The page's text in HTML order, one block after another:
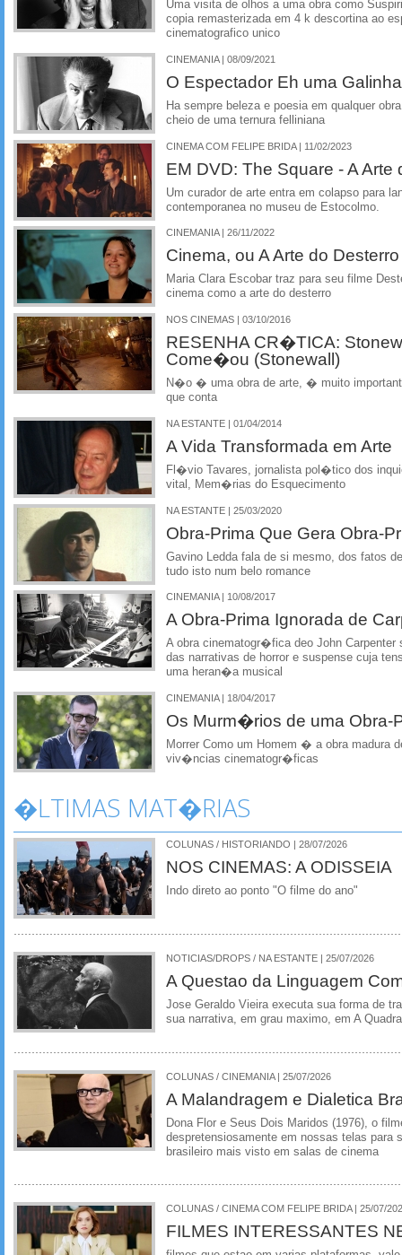
Uma visita de olhos a uma obra como
copia remasterizada em 4 k descortina ao
cinematografico unico
CINEMANIA | 08/09/2021
O Espectador Eh uma Galinha
Ha sempre beleza e poesia em qualquer
cheio de uma ternura felliniana
CINEMA COM FELIPE BRIDA | 11/02/2023
EM DVD: The Square - A Arte
Um curador de arte entra em colapso para
contemporanea no museu de Estocolmo.
CINEMANIA | 26/11/2022
Cinema, ou A Arte do Desterro
Maria Clara Escobar traz para seu filme
cinema como a arte do desterro
NOS CINEMAS | 03/10/2016
RESENHA CR�TICA:
Come�ou (Stonewall)
N�o � uma obra de arte, � muito
que conta
NA ESTANTE | 01/04/2014
A Vida Transformada em Arte
Fl�vio Tavares, jornalista pol�tico dos
vital, Mem�rias do Esquecimento
NA ESTANTE | 25/03/2020
Obra-Prima Que Gera Obra-
Gavino Ledda fala de si mesmo, dos fatos
tudo isto num belo romance
CINEMANIA | 10/08/2017
A Obra-Prima Ignorada de
A obra cinematogr�fica deo John Carpenter
das narrativas de horror e suspense cuja
uma heran�a musical
CINEMANIA | 18/04/2017
Os Murm�rios de uma Obra-
Morrer Como um Homem � a obra madura
viv�ncias cinematogr�ficas
�LTIMAS MAT�RIAS
COLUNAS / HISTORIANDO | 28/07/2026
NOS CINEMAS: A ODISSEIA
Indo direto ao ponto "O filme do ano"
NOTICIAS/DROPS / NA ESTANTE | 25/07/2026
A Questao da Linguagem
Jose Geraldo Vieira executa sua forma de
sua narrativa, em grau maximo, em A
COLUNAS / CINEMANIA | 25/07/2026
A Malandragem e Dialetica
Dona Flor e Seus Dois Maridos (1976), o
despretensiosamente em nossas telas para
brasileiro mais visto em salas de cinema
COLUNAS / CINEMA COM FELIPE BRIDA | 25/07/
FILMES INTERESSANTES